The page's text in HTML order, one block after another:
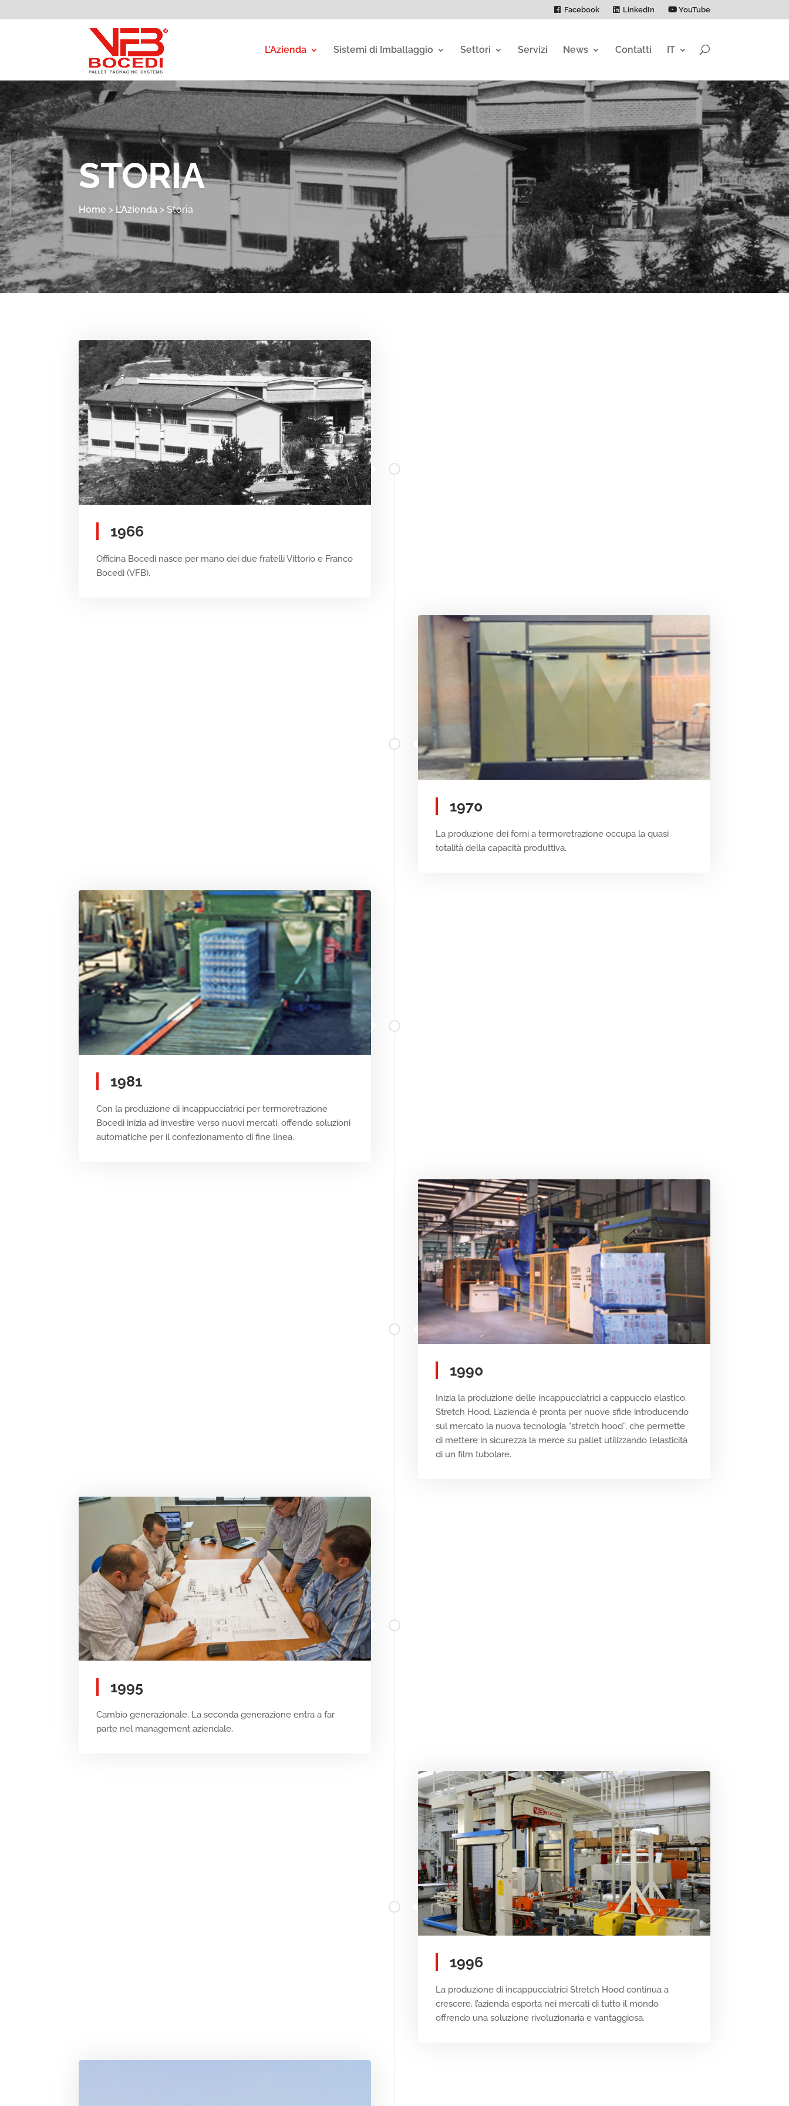
Facebook LinkedIn YouTube
L’Azienda Sistemi di Imballaggio Settori Servizi News Contatti IT
STORIA
Home > L’Azienda >Storia
1966
Officina Bocedi nasce per mano dei due fratelli Vittorio e Franco
Bocedi (VFB).
1970
La produzione dei forni a termoretrazione occupa la quasi
totalità della capacità produttiva.
1981
Con la produzione di incappucciatrici per termoretrazione
Bocedi inizia ad investire verso nuovi mercati, offendo soluzioni
automatiche per il confezionamento di fine linea.
1990
Inizia la produzione delle incappucciatrici a cappuccio elastico,
Stretch Hood. L’azienda è pronta per nuove sfide introducendo
sul mercato la nuova tecnologia “stretch hood”, che permette
di mettere in sicurezza la merce su pallet utilizzando l’elasticità
di un film tubolare.
1995
Cambio generazionale. La seconda generazione entra a far
parte nel management aziendale.
1996
La produzione di incappucciatrici Stretch Hood continua a
crescere, l’azienda esporta nei mercati di tutto il mondo
offrendo una soluzione rivoluzionaria e vantaggiosa.